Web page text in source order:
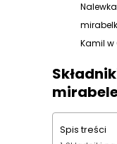
Kamil w
Spis treści